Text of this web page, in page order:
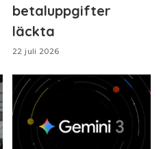
betaluppgifter
läckta
22 juli 2026